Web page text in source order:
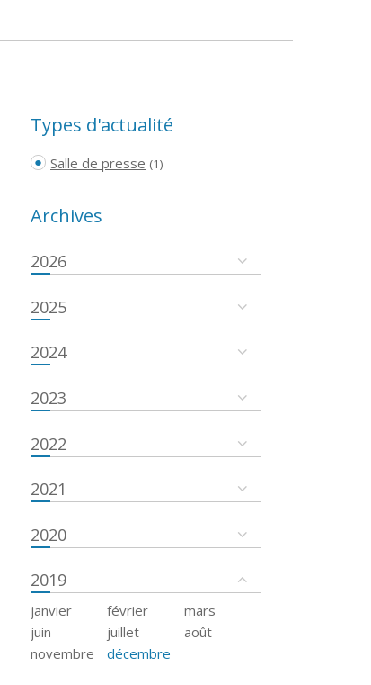
Types d'actualité
Salle de presse (1)
Archives
2026
2025
2024
2023
2022
2021
2020
2019
janvier février
mars
juin
juillet
août
novembre
décembre